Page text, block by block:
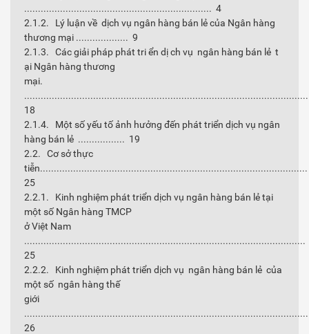
.................................................................... 4
2.1.2. Lý luận về dịch vụ ngân hàng bán lẻ của Ngân hàng
thương mại ................... 9
2.1.3. Các giải pháp phát tri ển dị ch vụ ngân hàng bán lẻ t
ại Ngân hàng thương
mại.
18
2.1.4. Một số yếu tố ảnh hưởng đến phát triển dịch vụ ngân
hàng bán lẻ ................. 19
2.2. Cơ sở thực
tiễn.................................................................................................
25
2.2.1. Kinh nghiệm phát triển dịch vụ ngân hàng bán lẻ tại
một số Ngân hàng TMCP
ở Việt Nam
......................................................................................................
25
2.2.2. Kinh nghiệm phát triển dịch vụ ngân hàng bán lẻ của
một số ngân hàng thế
giới
26